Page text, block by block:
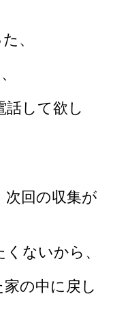
、
して欲し
回の収集が
ないから、
の中に戻し